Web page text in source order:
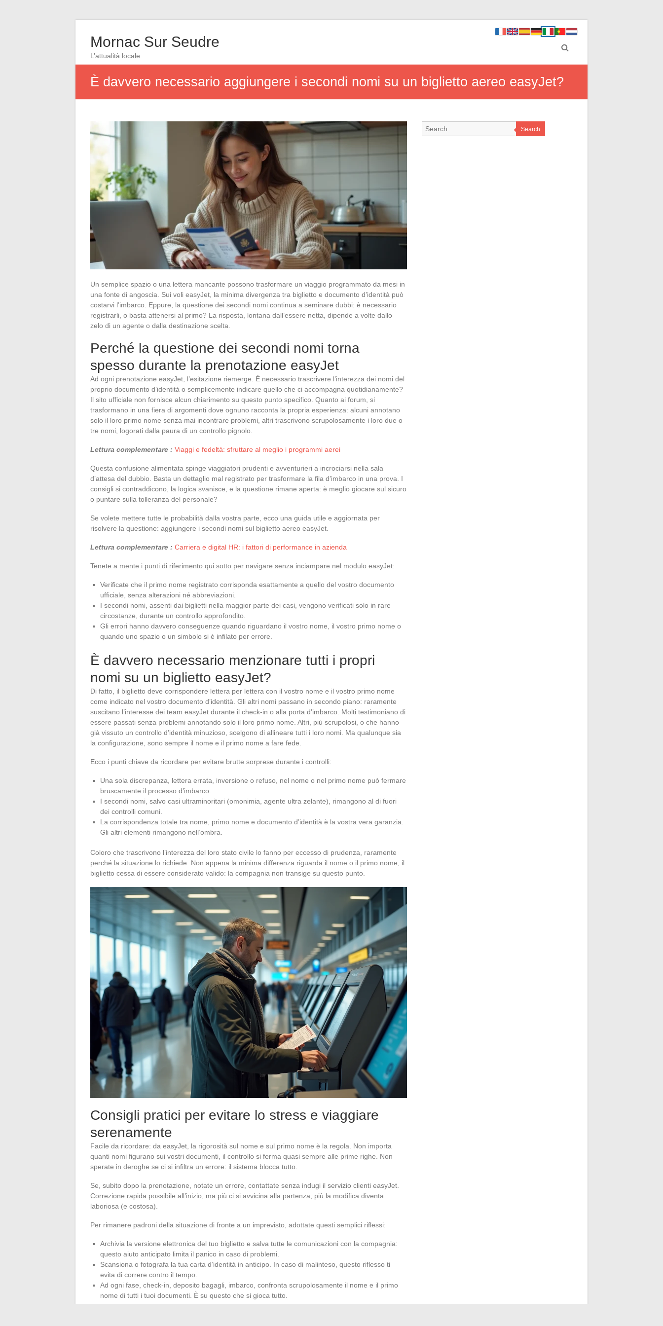
Mornac Sur Seudre
L’attualità locale
È davvero necessario aggiungere i secondi nomi su un biglietto aereo easyJet?
Un semplice spazio o una lettera mancante possono trasformare un viaggio programmato da mesi in
una fonte di angoscia. Sui voli easyJet, la minima divergenza tra biglietto e documento d’identità può
costarvi l’imbarco. Eppure, la questione dei secondi nomi continua a seminare dubbi: è necessario
registrarli, o basta attenersi al primo? La risposta, lontana dall’essere netta, dipende a volte dallo
zelo di un agente o dalla destinazione scelta.
Perché la questione dei secondi nomi torna
spesso durante la prenotazione easyJet
Ad ogni prenotazione easyJet, l’esitazione riemerge. È necessario trascrivere l’interezza dei nomi del
proprio documento d’identità o semplicemente indicare quello che ci accompagna quotidianamente?
Il sito ufficiale non fornisce alcun chiarimento su questo punto specifico. Quanto ai forum, si
trasformano in una fiera di argomenti dove ognuno racconta la propria esperienza: alcuni annotano
solo il loro primo nome senza mai incontrare problemi, altri trascrivono scrupolosamente i loro due o
tre nomi, logorati dalla paura di un controllo pignolo.
Lettura complementare : Viaggi e fedeltà: sfruttare al meglio i programmi aerei
Questa confusione alimentata spinge viaggiatori prudenti e avventurieri a incrociarsi nella sala
d’attesa del dubbio. Basta un dettaglio mal registrato per trasformare la fila d’imbarco in una prova. I
consigli si contraddicono, la logica svanisce, e la questione rimane aperta: è meglio giocare sul sicuro
o puntare sulla tolleranza del personale?
Se volete mettere tutte le probabilità dalla vostra parte, ecco una guida utile e aggiornata per
risolvere la questione: aggiungere i secondi nomi sul biglietto aereo easyJet.
Lettura complementare : Carriera e digital HR: i fattori di performance in azienda
Tenete a mente i punti di riferimento qui sotto per navigare senza inciampare nel modulo easyJet:
Verificate che il primo nome registrato corrisponda esattamente a quello del vostro documento
ufficiale, senza alterazioni né abbreviazioni.
I secondi nomi, assenti dai biglietti nella maggior parte dei casi, vengono verificati solo in rare
circostanze, durante un controllo approfondito.
Gli errori hanno davvero conseguenze quando riguardano il vostro nome, il vostro primo nome o
quando uno spazio o un simbolo si è infilato per errore.
È davvero necessario menzionare tutti i propri
nomi su un biglietto easyJet?
Di fatto, il biglietto deve corrispondere lettera per lettera con il vostro nome e il vostro primo nome
come indicato nel vostro documento d’identità. Gli altri nomi passano in secondo piano: raramente
suscitano l’interesse dei team easyJet durante il check-in o alla porta d’imbarco. Molti testimoniano di
essere passati senza problemi annotando solo il loro primo nome. Altri, più scrupolosi, o che hanno
già vissuto un controllo d’identità minuzioso, scelgono di allineare tutti i loro nomi. Ma qualunque sia
la configurazione, sono sempre il nome e il primo nome a fare fede.
Ecco i punti chiave da ricordare per evitare brutte sorprese durante i controlli:
Una sola discrepanza, lettera errata, inversione o refuso, nel nome o nel primo nome può fermare
bruscamente il processo d’imbarco.
I secondi nomi, salvo casi ultraminoritari (omonimia, agente ultra zelante), rimangono al di fuori
dei controlli comuni.
La corrispondenza totale tra nome, primo nome e documento d’identità è la vostra vera garanzia.
Gli altri elementi rimangono nell’ombra.
Coloro che trascrivono l’interezza del loro stato civile lo fanno per eccesso di prudenza, raramente
perché la situazione lo richiede. Non appena la minima differenza riguarda il nome o il primo nome, il
biglietto cessa di essere considerato valido: la compagnia non transige su questo punto.
Consigli pratici per evitare lo stress e viaggiare
serenamente
Facile da ricordare: da easyJet, la rigorosità sul nome e sul primo nome è la regola. Non importa
quanti nomi figurano sui vostri documenti, il controllo si ferma quasi sempre alle prime righe. Non
sperate in deroghe se ci si infiltra un errore: il sistema blocca tutto.
Se, subito dopo la prenotazione, notate un errore, contattate senza indugi il servizio clienti easyJet.
Correzione rapida possibile all’inizio, ma più ci si avvicina alla partenza, più la modifica diventa
laboriosa (e costosa).
Per rimanere padroni della situazione di fronte a un imprevisto, adottate questi semplici riflessi:
Archivia la versione elettronica del tuo biglietto e salva tutte le comunicazioni con la compagnia:
questo aiuto anticipato limita il panico in caso di problemi.
Scansiona o fotografa la tua carta d’identità in anticipo. In caso di malinteso, questo riflesso ti
evita di correre contro il tempo.
Ad ogni fase, check-in, deposito bagagli, imbarco, confronta scrupolosamente il nome e il primo
nome di tutti i tuoi documenti. È su questo che si gioca tutto.
Search